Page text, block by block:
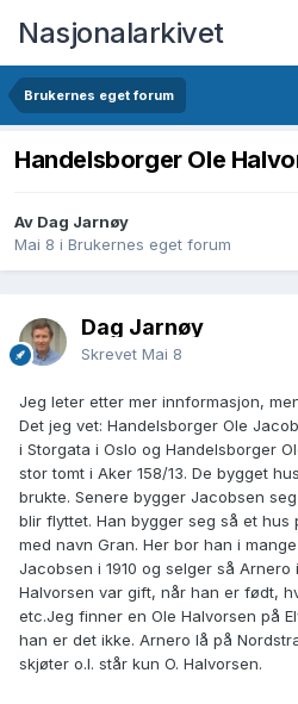
Nasjonalarkivet
Brukernes eget forum
Handelsborger Ole
Av Dag Jarnøy
Mai 8 i Brukernes eget forum
Dag Jarnøy
Skrevet Mai 8
Jeg leter etter mer innformasjon,
Det jeg vet: Handelsborger Ole
i Storgata i Oslo og Handelsborger
stor tomt i Aker 158/13. De bygget
brukte. Senere bygger Jacobsen
blir flyttet. Han bygger seg så et hus
med navn Gran. Her bor han i
Jacobsen i 1910 og selger så Arnero
Halvorsen var gift, når han er født,
etc.Jeg finner en Ole Halvorsen på
han er det ikke. Arnero lå på
skjøter o.l. står kun O. Halvorsen.